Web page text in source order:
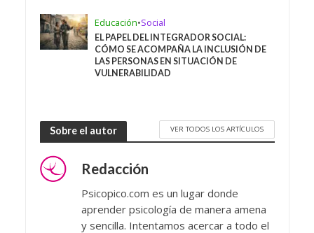
Educación•Social
EL PAPEL DEL INTEGRADOR SOCIAL:
CÓMO SE ACOMPAÑA LA INCLUSIÓN DE
LAS PERSONAS EN SITUACIÓN DE
VULNERABILIDAD
Sobre el autor VER TODOS LOS ARTÍCULOS
Redacción
Psicopico.com es un lugar donde
aprender psicología de manera amena
y sencilla. Intentamos acercar a todo el